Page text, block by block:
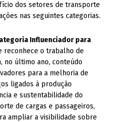
dos setores de transporte
nas seguintes categorias.
Influenciador para
reconhece o trabalho de
no último ano, conteúdo
para a melhoria de
ligados à produção
e sustentabilidade do
de cargas e passageiros,
ampliar a visibilidade sobre